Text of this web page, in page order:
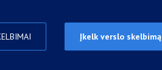
Įkelk verslo skelbimą